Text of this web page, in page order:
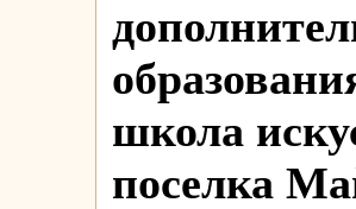
школа
поселка